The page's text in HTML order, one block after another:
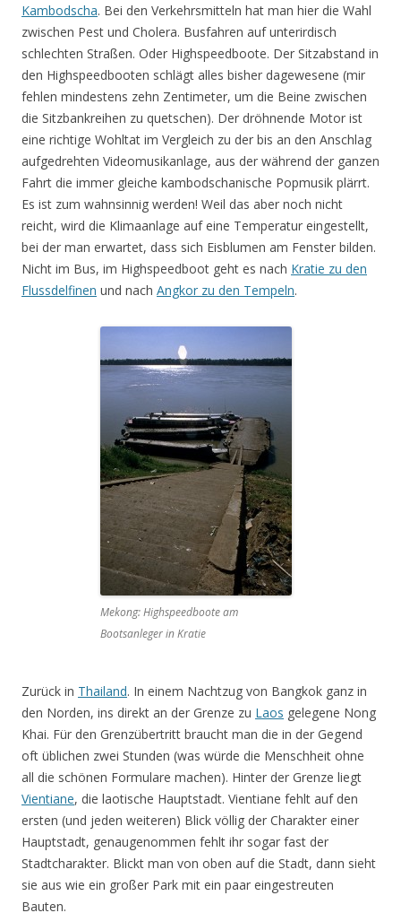
Kambodscha. Bei den Verkehrsmitteln hat man hier die Wahl
zwischen Pest und Cholera. Busfahren auf unterirdisch
schlechten Straßen. Oder Highspeedboote. Der Sitzabstand in
den Highspeedbooten schlägt alles bisher dagewesene (mir
fehlen mindestens zehn Zentimeter, um die Beine zwischen
die Sitzbankreihen zu quetschen). Der dröhnende Motor ist
eine richtige Wohltat im Vergleich zu der bis an den Anschlag
aufgedrehten Videomusikanlage, aus der während der ganzen
Fahrt die immer gleiche kambodschanische Popmusik plärrt.
Es ist zum wahnsinnig werden! Weil das aber noch nicht
reicht, wird die Klimaanlage auf eine Temperatur eingestellt,
bei der man erwartet, dass sich Eisblumen am Fenster bilden.
Nicht im Bus, im Highspeedboot geht es nach Kratie zu den
Flussdelfinen und nach Angkor zu den Tempeln.
Mekong: Highspeedboote am
Bootsanleger in Kratie
Zurück in Thailand. In einem Nachtzug von Bangkok ganz in
den Norden, ins direkt an der Grenze zu Laos gelegene Nong
Khai. Für den Grenzübertritt braucht man die in der Gegend
oft üblichen zwei Stunden (was würde die Menschheit ohne
all die schönen Formulare machen). Hinter der Grenze liegt
Vientiane, die laotische Hauptstadt. Vientiane fehlt auf den
ersten (und jeden weiteren) Blick völlig der Charakter einer
Hauptstadt, genaugenommen fehlt ihr sogar fast der
Stadtcharakter. Blickt man von oben auf die Stadt, dann sieht
sie aus wie ein großer Park mit ein paar eingestreuten
Bauten.